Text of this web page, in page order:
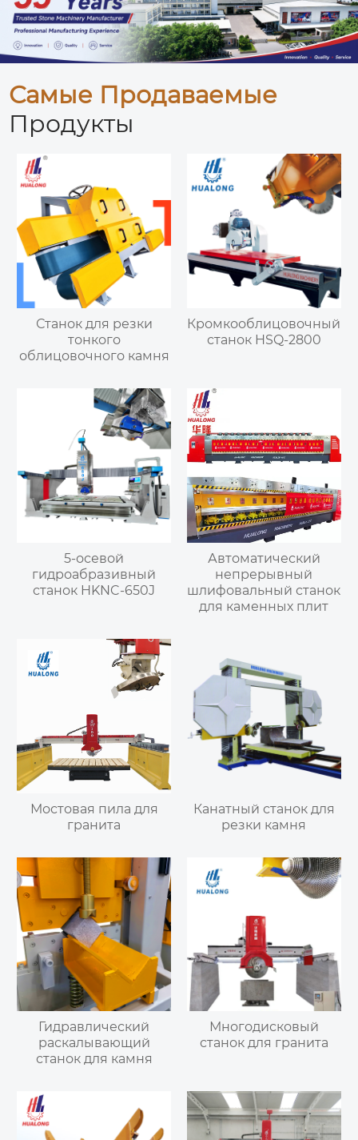
Самые Продаваемые
Продукты
Станок для резки
тонкого
облицовочного камня
Кромкооблицовочный
станок HSQ-2800
5-осевой
гидроабразивный
станок HKNC-650J
Автоматический
непрерывный
шлифовальный станок
для каменных плит
Мостовая пила для
гранита
Канатный станок для
резки камня
Гидравлический
раскалывающий
станок для камня
Многодисковый
станок для гранита